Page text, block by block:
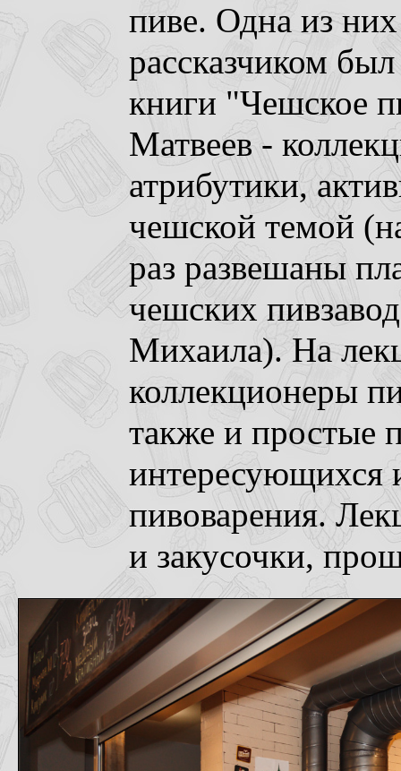
пиве. Одна из
рассказчиком
книги "Чешское
Матвеев -
атрибутики,
чешской темой
раз развешаны
чешских
Михаила). На
коллекционеры
также и простые
интересующихся
пивоварения.
и закусочки,